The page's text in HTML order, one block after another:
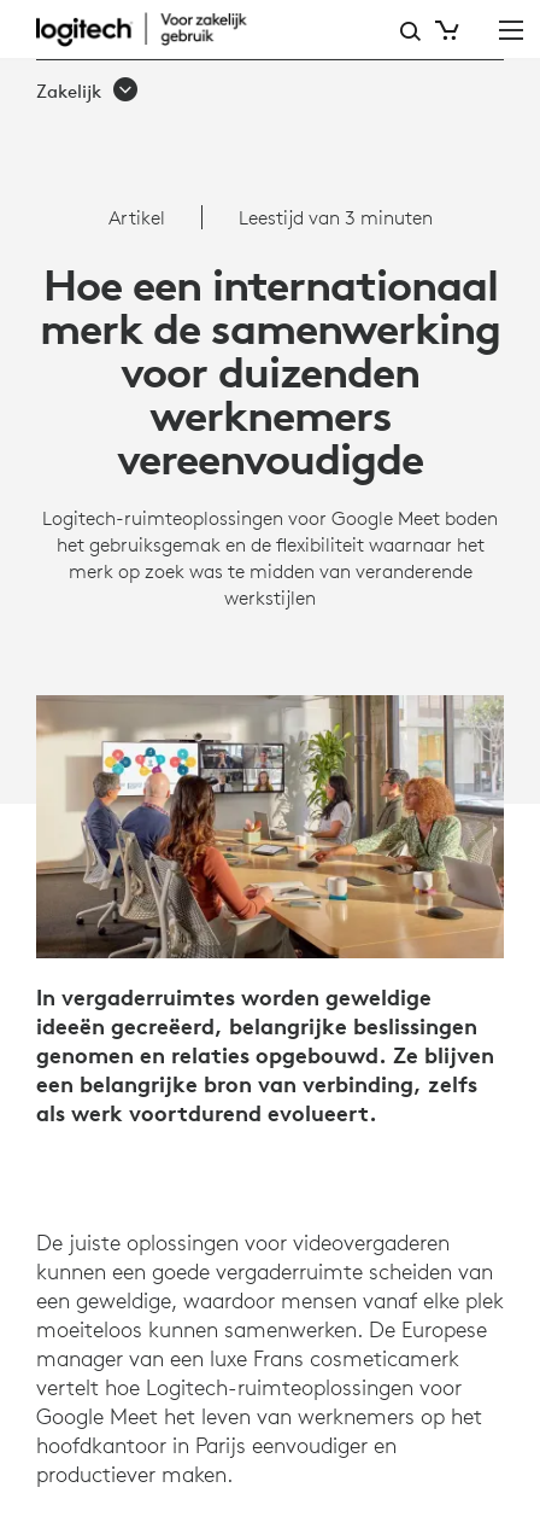
VERHOGEN
VOOR
GOOGLE
MEET
Zakelijk
Artikel Leestijd van 3 minuten
Hoe een internationaal
merk de samenwerking
voor duizenden
werknemers
vereenvoudigde
Logitech-ruimteoplossingen voor Google Meet boden
het gebruiksgemak en de flexibiliteit waarnaar het
merk op zoek was te midden van veranderende
werkstijlen
In vergaderruimtes worden geweldige
ideeën gecreëerd, belangrijke beslissingen
genomen en relaties opgebouwd. Ze blijven
een belangrijke bron van verbinding, zelfs
als werk voortdurend evolueert.
De juiste oplossingen voor videovergaderen
kunnen een goede vergaderruimte scheiden van
een geweldige, waardoor mensen vanaf elke plek
moeiteloos kunnen samenwerken. De Europese
manager van een luxe Frans cosmeticamerk
vertelt hoe Logitech-ruimteoplossingen voor
Google Meet het leven van werknemers op het
hoofdkantoor in Parijs eenvoudiger en
productiever maken.